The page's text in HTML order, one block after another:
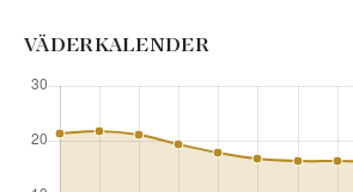
VÄDERKALENDER